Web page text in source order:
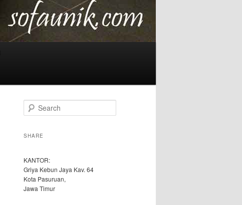
e
rSHARE
KANTOR:
Griya Kebun Jaya Kav. 64
Kota Pasuruan,
Jawa Timur